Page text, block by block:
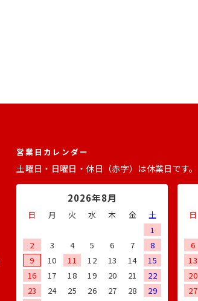
営業日カレンダー
土曜日・日曜日・休日（赤字）は休業日です。
2026年8月
日 月 火 水 木 金
土
1
2
3 4 5 6 7
8
9
10 11 12 13 14
15
16
17 18 19 20 21
22
23
24 25 26 27 28
29
日
6
13
20
27